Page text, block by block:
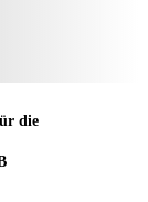
die